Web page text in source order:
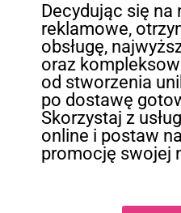
Decydując się na
reklamowe,
obsługę,
oraz
od stworzenia
po dostawę
Skorzystaj z
online i postaw
promocję swojej